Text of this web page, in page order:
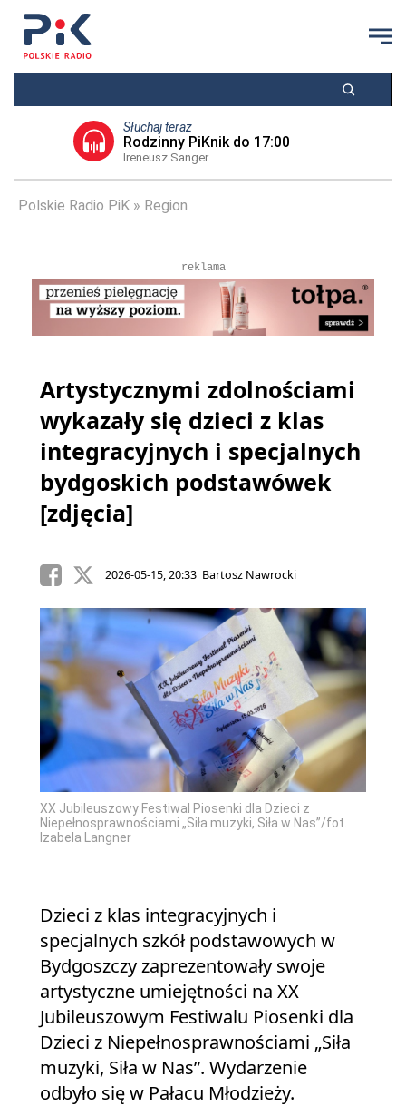
Słuchaj teraz
Rodzinny PiKnik do 17:00
Ireneusz Sanger
Polskie Radio PiK Region
reklama
Artystycznymi zdolnościami
wykazały się dzieci z klas
integracyjnych i specjalnych
bydgoskich podstawówek
[zdjęcia]
2026-05-15, 20:33 Bartosz Nawrocki
XX Jubileuszowy Festiwal Piosenki dla Dzieci z
Niepełnosprawnościami „Siła muzyki, Siła w Nas”/fot.
Izabela Langner
Dzieci z klas integracyjnych i
specjalnych szkół podstawowych w
Bydgoszczy zaprezentowały swoje
artystyczne umiejętności na XX
Jubileuszowym Festiwalu Piosenki dla
Dzieci z Niepełnosprawnościami „Siła
muzyki, Siła w Nas”. Wydarzenie
odbyło się w Pałacu Młodzieży.